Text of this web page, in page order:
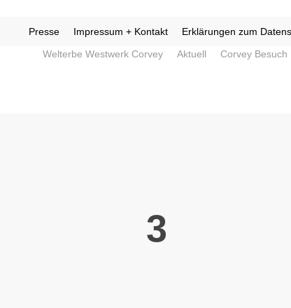
Presse Impressum + Kontakt Erklärungen zum
Welterbe Westwerk Corvey
Aktuell Corvey Besuch
3